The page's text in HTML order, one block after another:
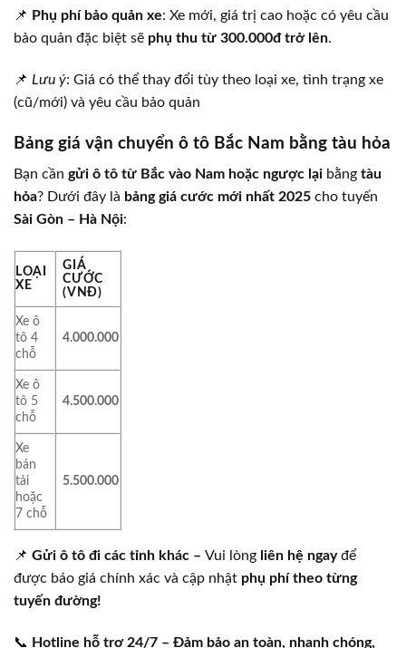
📌 Phụ phí bảo quản xe: Xe mới, giá trị cao hoặc có yêu cầu
bảo quản đặc biệt sẽ phụ thu từ 300.000đ trở lên.
📌 Lưu ý: Giá có thể thay đổi tùy theo loại xe, tình trạng xe
(cũ/mới) và yêu cầu bảo quản
Bảng giá vận chuyển ô tô Bắc Nam bằng tàu hỏa
Bạn cần gửi ô tô từ Bắc vào Nam hoặc ngược lại bằng tàu
hỏa? Dưới đây là bảng giá cước mới nhất 2025 cho tuyến
Sài Gòn – Hà Nội:
LOẠI
XE
GIÁ
CƯỚC
(VNĐ)
Xe ô
tô 4
chỗ
4.000.000
Xe ô
tô 5
chỗ
4.500.000
Xe
bán
tải
hoặc
7 chỗ
5.500.000
📌 Gửi ô tô đi các tỉnh khác – Vui lòng liên hệ ngayđể
được báo giá chính xác và cập nhật phụ phí theo từng
tuyến đường!
📞 Hotline hỗ trợ 24/7 – Đảm bảo an toàn, nhanh chóng,